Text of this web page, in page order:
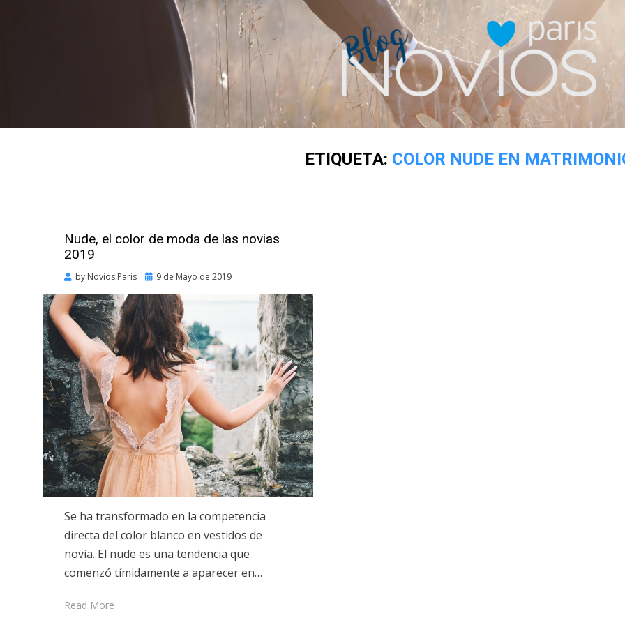
ETIQUETA: COLOR NUDE EN
Nude, el color de moda de las novias
2019
by Novios Paris
Posted
9 de Mayo de 2019
Se ha transformado en la competencia
directa del color blanco en vestidos de
novia. El nude es una tendencia que
comenzó tímidamente a aparecer en…
Read More